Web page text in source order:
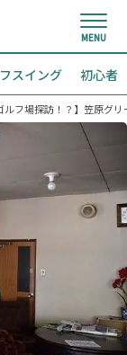
スイング 初心者
ルフ場探訪！？】笠原グ